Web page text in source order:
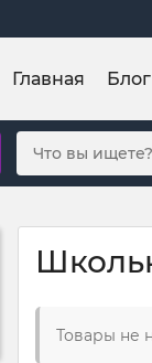
Главная Блог
Товары не